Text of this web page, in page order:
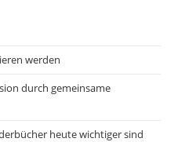
werden
durch gemeinsame
heute wichtiger sind